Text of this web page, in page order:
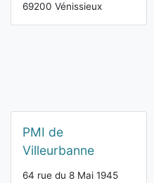
69200 Vénissieux
PMI de
Villeurbanne
64 rue du 8 Mai 1945